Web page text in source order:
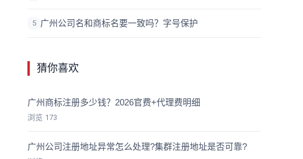
5 广州公司名和商标名要一致吗？字号保护
猜你喜欢
广州商标注册多少钱？2026官费+代理费明细
浏览 173
广州公司注册地址异常怎么处理?集群注册地址是否可靠?